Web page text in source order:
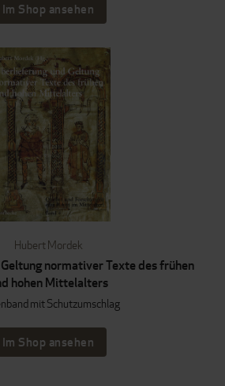
Im Shop ansehen
Hubert Mordek
normativer Texte des frühen
hohen Mittelalters
mit Schutzumschlag
Im Shop ansehen